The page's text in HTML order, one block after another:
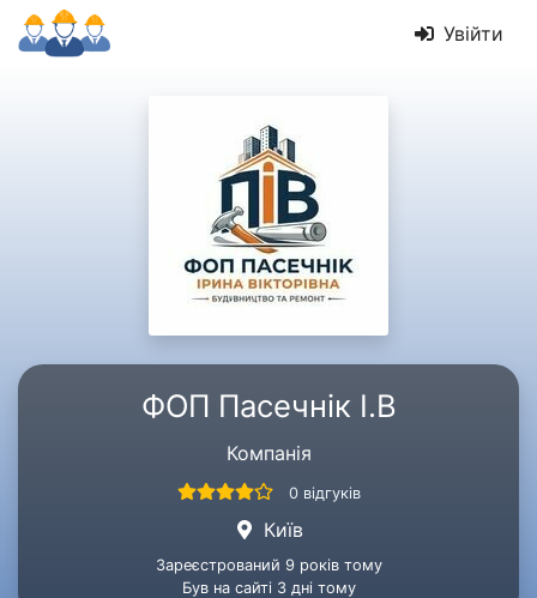
Увійти
ФОП Пасечнік І.В
Компанія
0 відгуків
Київ
Зареєстрований 9 років тому
Був на сайті 3 дні тому